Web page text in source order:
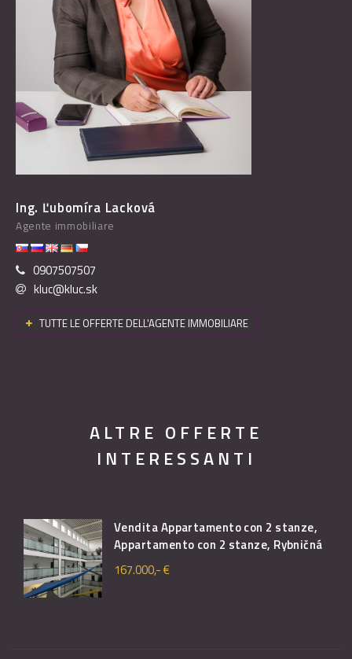
Ing. Ľubomíra Lacková
Agente immobiliare
0907507507
kluc@kluc.sk
TUTTE LE OFFERTE DELL'AGENTE IMMOBILIARE
ALTRE OFFERTE
INTERESSANTI
Vendita Appartamento con 2 stanze,
Appartamento con 2 stanze, Rybničná
167.000,- €